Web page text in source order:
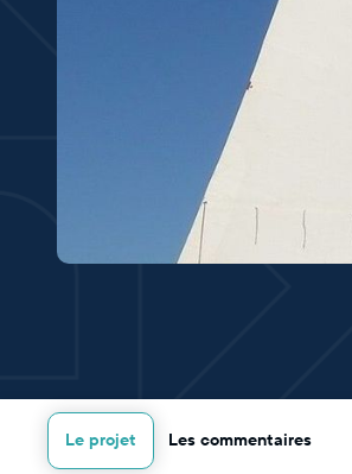
Le projet Les commentaires